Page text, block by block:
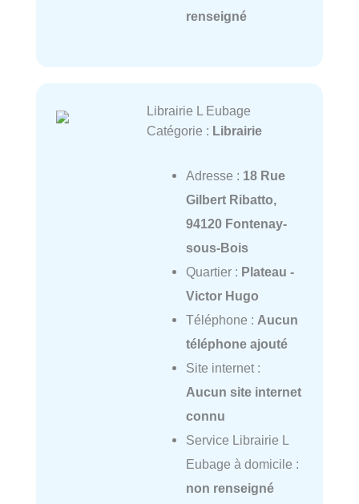
renseigné
Librairie L Eubage
Catégorie : Librairie
Adresse : 18 Rue
Gilbert Ribatto,
94120 Fontenay-
sous-Bois
Quartier : Plateau -
Victor Hugo
Téléphone : Aucun
téléphone ajouté
Site internet :
Aucun site internet
connu
Service Librairie L
Eubage à domicile :
non renseigné